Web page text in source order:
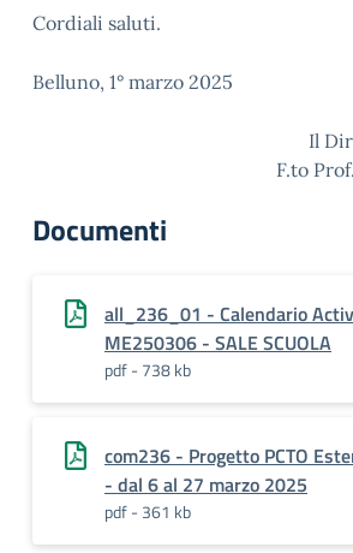
Cordiali saluti.
Belluno, 1° marzo 2025
Il
F.to
Documenti
all_236_01 - Calendario
ME250306 - SALE SCUOLA
pdf - 738 kb
com236 - Progetto PCTO
- dal 6 al 27 marzo 2025
pdf - 361 kb